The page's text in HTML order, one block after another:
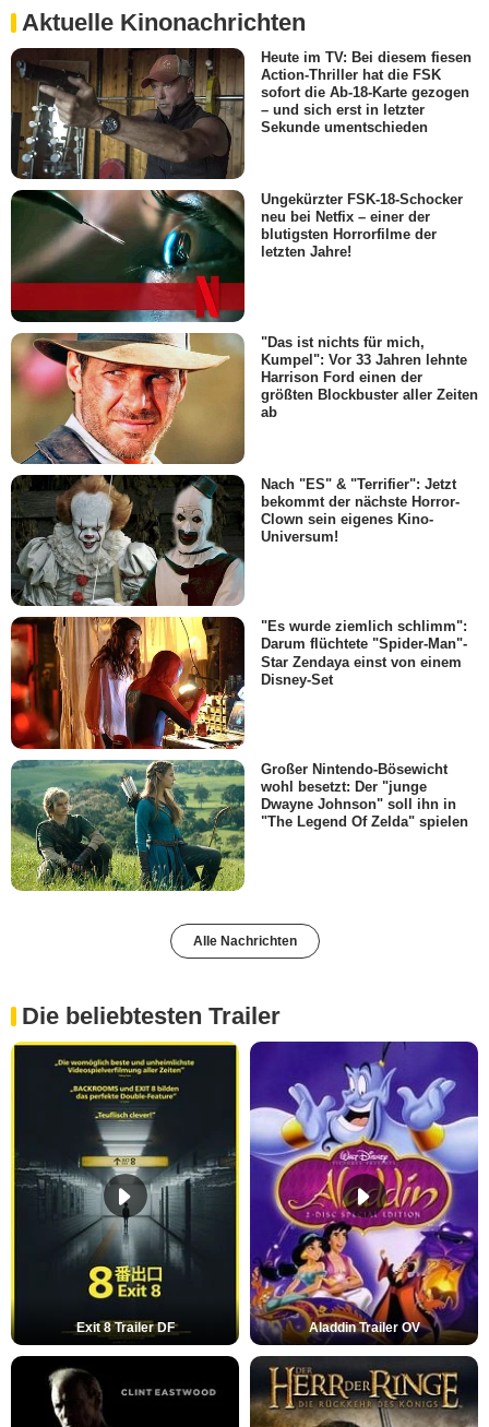
Aktuelle Kinonachrichten
Heute im TV: Bei diesem fiesen
Action-Thriller hat die FSK
sofort die Ab-18-Karte gezogen
– und sich erst in letzter
Sekunde umentschieden
Ungekürzter FSK-18-Schocker
neu bei Netfix – einer der
blutigsten Horrorfilme der
letzten Jahre!
"Das ist nichts für mich,
Kumpel": Vor 33 Jahren lehnte
Harrison Ford einen der
größten Blockbuster aller Zeiten
ab
Nach "ES" & "Terrifier": Jetzt
bekommt der nächste Horror-
Clown sein eigenes Kino-
Universum!
"Es wurde ziemlich schlimm":
Darum flüchtete "Spider-Man"-
Star Zendaya einst von einem
Disney-Set
Großer Nintendo-Bösewicht
wohl besetzt: Der "junge
Dwayne Johnson" soll ihn in
"The Legend Of Zelda" spielen
Alle Nachrichten
Die beliebtesten Trailer
Exit 8 Trailer DF Aladdin Trailer OV